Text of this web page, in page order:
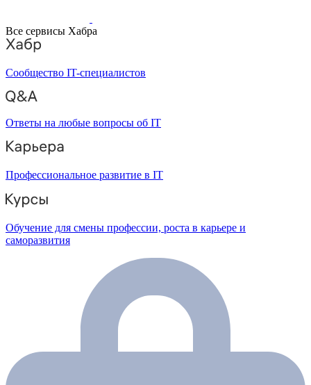
Все сервисы Хабра
Сообщество IT-специалистов
Ответы на любые вопросы об IT
Профессиональное развитие в IT
Обучение для смены профессии, роста в карьере и
саморазвития